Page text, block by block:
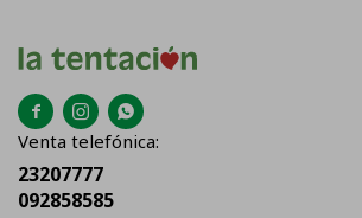
  
Venta telefónica:
23207777
092858585